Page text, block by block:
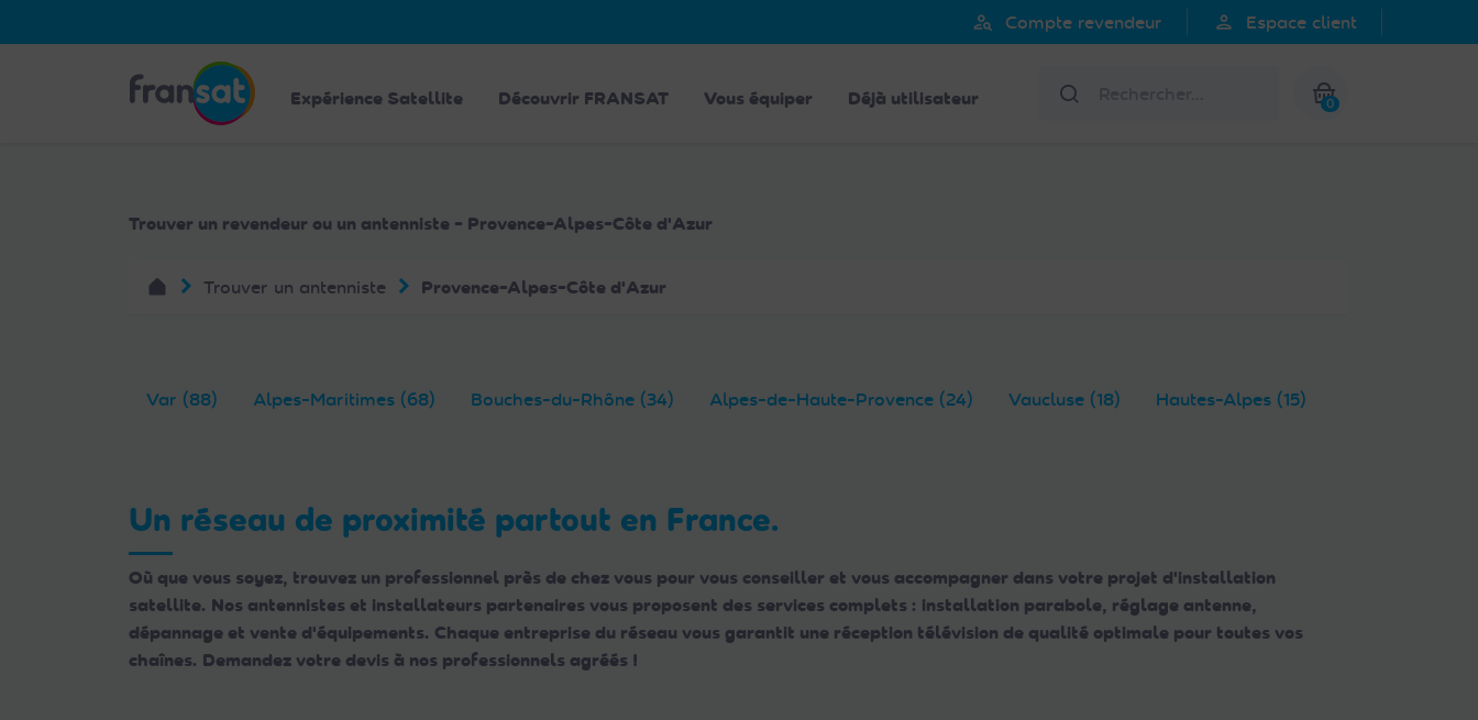
noter
person_search Compte revendeur person Espace client
0
Expérience Satellite Découvrir FRANSAT Vous équiper Déjà utilisateur
Trouver un revendeur ou un antenniste - Provence-Alpes-Côte d'Azur
Trouver un antenniste Provence-Alpes-Côte d'Azur
Var (88) Alpes-Maritimes (68) Bouches-du-Rhône (34) Alpes-de-Haute-Provence (24) Vaucluse (18) Hautes-Alpes (15)
Un réseau de proximité partout en France.
Où que vous soyez, trouvez un professionnel près de chez vous pour vous conseiller et vous accompagner dans votre projet d'installation
satellite. Nos antennistes et installateurs partenaires vous proposent des services complets : installation parabole, réglage antenne,
dépannage et vente d'équipements. Chaque entreprise du réseau vous garantit une réception télévision de qualité optimale pour toutes vos
chaînes. Demandez votre devis à nos professionnels agréés !